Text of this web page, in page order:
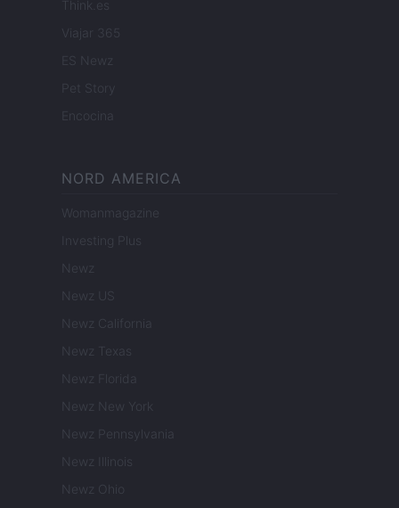
Think.es
Viajar 365
ES Newz
Pet Story
Encocina
NORD AMERICA
Womanmagazine
Investing Plus
Newz
Newz US
Newz California
Newz Texas
Newz Florida
Newz New York
Newz Pennsylvania
Newz Illinois
Newz Ohio